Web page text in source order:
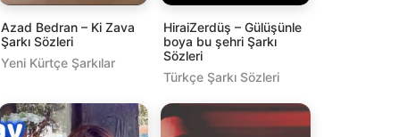
Azad Bedran – Ki Zava
Şarkı Sözleri
Yeni Kürtçe Şarkılar
HiraiZerdüş – Gülüşünle
boya bu şehri Şarkı
Sözleri
Türkçe Şarkı Sözleri